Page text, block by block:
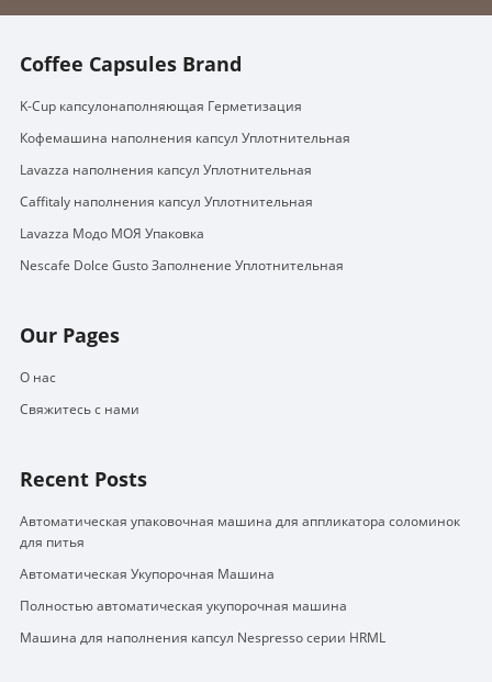
Coffee Capsules Brand
K-Cup капсулонаполняющая Герметизация
Кофемашина наполнения капсул Уплотнительная
Lavazza наполнения капсул Уплотнительная
Caffitaly наполнения капсул Уплотнительная
Lavazza Модо МОЯ Упаковка
Nescafe Dolce Gusto Заполнение Уплотнительная
Our Pages
О нас
Свяжитесь с нами
Recent Posts
Автоматическая упаковочная машина для аппликатора соломинок
для питья
Автоматическая Укупорочная Машина
Полностью автоматическая укупорочная машина
Машина для наполнения капсул Nespresso серии HRML